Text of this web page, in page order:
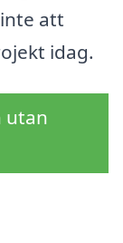
att
idag.
utan